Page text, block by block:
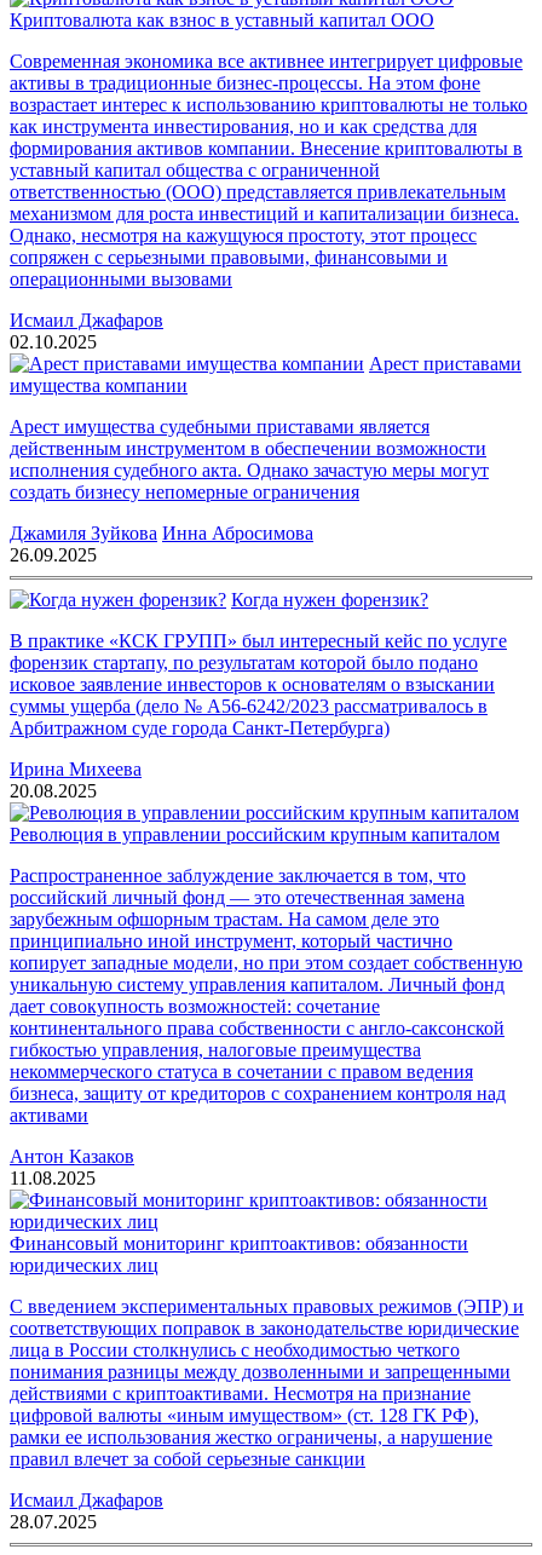
Криптовалюта как взнос в уставный капитал ООО
Современная экономика все активнее интегрирует цифровые
активы в традиционные бизнес-процессы. На этом фоне
возрастает интерес к использованию криптовалюты не только
как инструмента инвестирования, но и как средства для
формирования активов компании. Внесение криптовалюты в
уставный капитал общества с ограниченной
ответственностью (ООО) представляется привлекательным
механизмом для роста инвестиций и капитализации бизнеса.
Однако, несмотря на кажущуюся простоту, этот процесс
сопряжен с серьезными правовыми, финансовыми и
операционными вызовами
Исмаил Джафаров
02.10.2025
Арест приставами
имущества компании
Арест имущества судебными приставами является
действенным инструментом в обеспечении возможности
исполнения судебного акта. Однако зачастую меры могут
создать бизнесу непомерные ограничения
Джамиля Зуйкова Инна Абросимова
26.09.2025
Когда нужен форензик?
В практике «КСК ГРУПП» был интересный кейс по услуге
форензик стартапу, по результатам которой было подано
исковое заявление инвесторов к основателям о взыскании
суммы ущерба (дело № А56-6242/2023 рассматривалось в
Арбитражном суде города Санкт-Петербурга)
Ирина Михеева
20.08.2025
Революция в управлении российским крупным капиталом
Распространенное заблуждение заключается в том, что
российский личный фонд — это отечественная замена
зарубежным офшорным трастам. На самом деле это
принципиально иной инструмент, который частично
копирует западные модели, но при этом создает собственную
уникальную систему управления капиталом. Личный фонд
дает совокупность возможностей: сочетание
континентального права собственности с англо-саксонской
гибкостью управления, налоговые преимущества
некоммерческого статуса в сочетании с правом ведения
бизнеса, защиту от кредиторов с сохранением контроля над
активами
Антон Казаков
11.08.2025
Финансовый мониторинг криптоактивов: обязанности
юридических лиц
С введением экспериментальных правовых режимов (ЭПР) и
соответствующих поправок в законодательстве юридические
лица в России столкнулись с необходимостью четкого
понимания разницы между дозволенными и запрещенными
действиями с криптоактивами. Несмотря на признание
цифровой валюты «иным имуществом» (ст. 128 ГК РФ),
рамки ее использования жестко ограничены, а нарушение
правил влечет за собой серьезные санкции
Исмаил Джафаров
28.07.2025